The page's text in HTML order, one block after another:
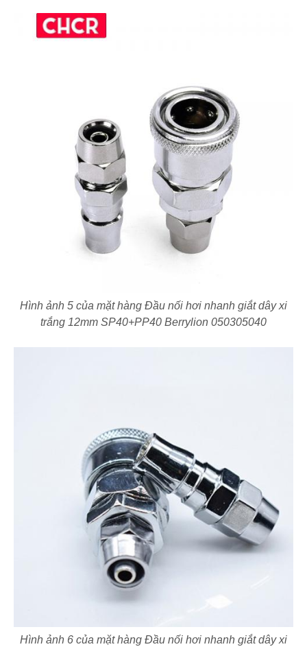
Hình ảnh 5 của mặt hàng Đầu nối hơi nhanh giắt dây xi
trắng 12mm SP40+PP40 Berrylion 050305040
Hình ảnh 6 của mặt hàng Đầu nối hơi nhanh giắt dây xi